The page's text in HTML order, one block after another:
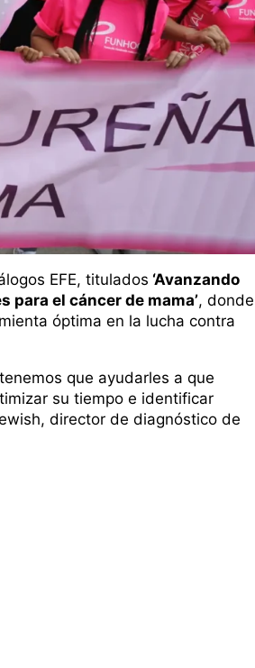
EFE, titulados ‘Avanzando
el cáncer de mama’, donde
óptima en la lucha contra
que ayudarles a que
su tiempo e identificar
director de diagnóstico de